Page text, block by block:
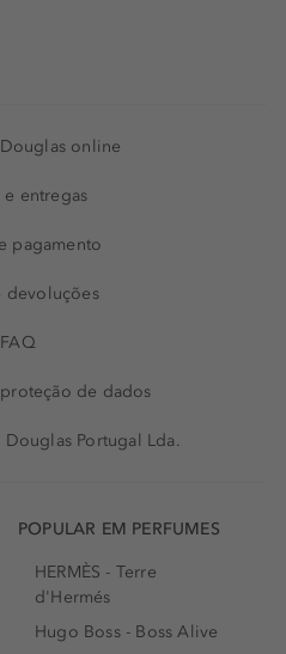
online
e entregas
pagamento
devoluções
FAQ
de dados
Portugal Lda.
POPULAR EM PERFUMES
HERMÈS - Terre
d'Hermés
Hugo Boss - Boss Alive